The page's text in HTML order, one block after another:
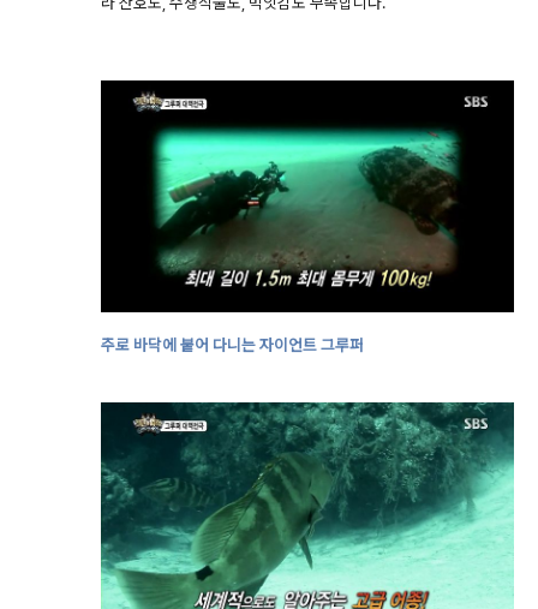
주로 바닥에 붙어 다니는 자이언트 그루퍼